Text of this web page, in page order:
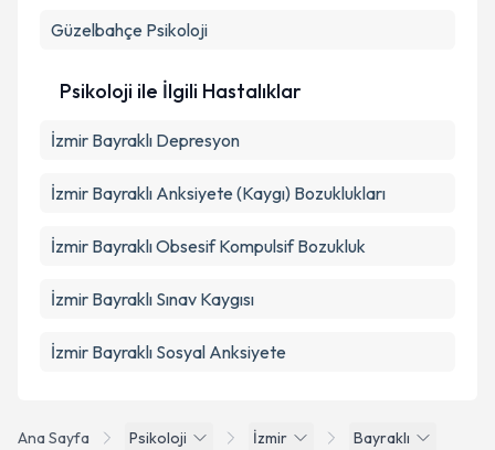
Ana Sayfa Psikoloji İzmir Bayraklı
Güzelbahçe Psikoloji
Psikoloji ile İlgili Hastalıklar
İzmir Bayraklı Depresyon
İzmir Bayraklı Anksiyete (Kaygı) Bozuklukları
İzmir Bayraklı Obsesif Kompulsif Bozukluk
İzmir Bayraklı Sınav Kaygısı
İzmir Bayraklı Sosyal Anksiyete